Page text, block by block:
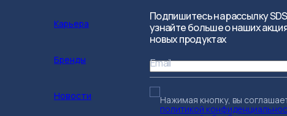
Карьера
Бренды
Новости
Подпишитесь на рассылку
узнайте больше о наших
новых продуктах
Email
Нажимая кнопку, вы
политикой